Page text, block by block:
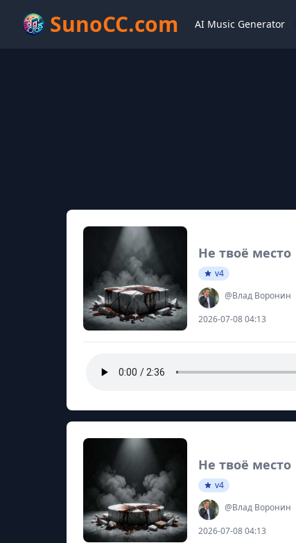
SunoCC.com AI Music Generator
Не твоё место
v4
@Влад Воронин
2026-07-08 04:13
Не твоё место
v4
@Влад Воронин
2026-07-08 04:13